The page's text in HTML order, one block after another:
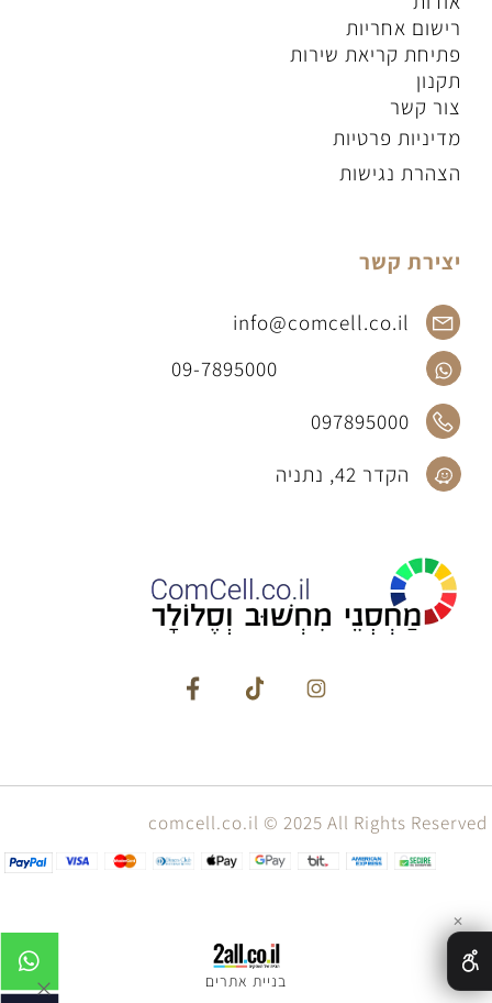
רישום אחריות
פתיחת קריאת שירות
תקנון
צור קשר
מדיניות פרטיות
הצהרת נגישות
יצירת קשר
info@comcell.co.il
09-7895000
097895000
הקדר 42, נתניה
comcell.co.il © 2025 All Rights Reserved
בניית אתרים
✕